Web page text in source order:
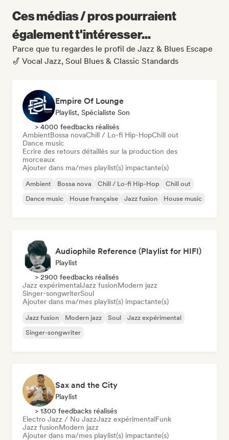
Ces médias / pros pourraient
également t'intéresser...
Parce que tu regardes le profil de Jazz & Blues Escape
🎷 Vocal Jazz, Soul Blues & Classic Standards
Empire Of Lounge
Playlist, Spécialiste Son
> 4000 feedbacks réalisés
AmbientBossa novaChill / Lo-fi Hip-HopChill out
Dance music
Ecrire des retours détaillés sur la production des
morceaux
Ajouter dans ma/mes playlist(s) impactante(s)
Ambient Bossa nova Chill / Lo-fi Hip-Hop
Chill out
Dance music
House française Jazz fusion House music
Audiophile Reference (Playlist for HIFI)
Playlist
> 2900 feedbacks réalisés
Jazz expérimentalJazz fusionModern jazz
Singer-songwriterSoul
Ajouter dans ma/mes playlist(s) impactante(s)
Jazz fusion Modern jazz Soul
Jazz expérimental
Singer-songwriter
Sax and the City
Playlist
> 1300 feedbacks réalisés
Electro Jazz / Nu JazzJazz expérimentalFunk
Jazz fusionModern jazz
Ajouter dans ma/mes playlist(s) impactante(s)